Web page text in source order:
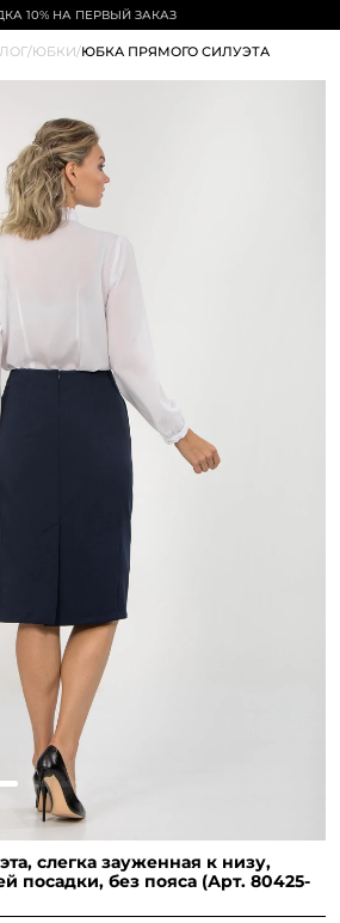
ДОСТАВКА ОТ 5000₽
/ЮБКИ/ЮБКА ПРЯМОГО СИЛУЭТА
слегка зауженная к низу,
посадки, без пояса (Арт. 80425-